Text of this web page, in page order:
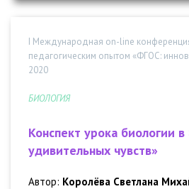
I Международная on-line
педагогическим опытом «ФГОС:
2020
БИОЛОГИЯ
Конспект урока биологии
удивительных чувств»
Автор: Королёва Светлана